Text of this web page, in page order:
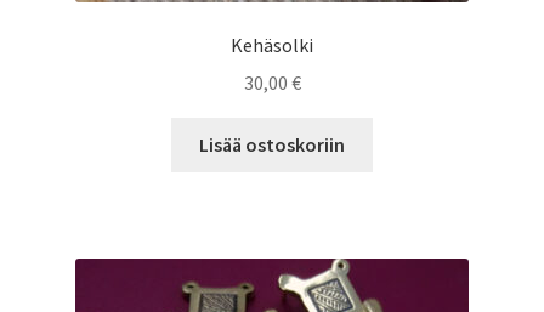
Kehäsolki
30,00 €
Lisää ostoskoriin